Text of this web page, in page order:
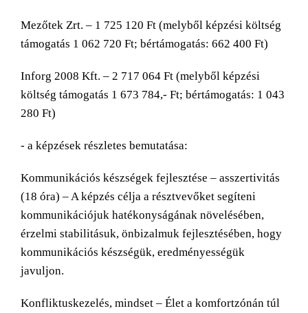
Mezőtek Zrt. – 1 725 120 Ft (melyből képzési költség
támogatás 1 062 720 Ft; bértámogatás: 662 400 Ft)
Inforg 2008 Kft. – 2 717 064 Ft (melyből képzési
költség támogatás 1 673 784,- Ft; bértámogatás: 1 043
280 Ft)
- a képzések részletes bemutatása:
Kommunikációs készségek fejlesztése – asszertivitás
(18 óra) – A képzés célja a résztvevőket segíteni
kommunikációjuk hatékonyságának növelésében,
érzelmi stabilitásuk, önbizalmuk fejlesztésében, hogy
kommunikációs készségük, eredményességük
javuljon.
Konfliktuskezelés, mindset – Élet a komfortzónán túl